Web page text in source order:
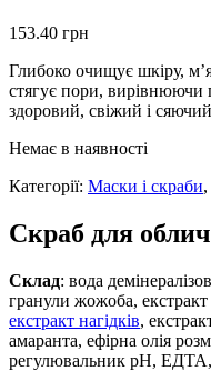
153.40 грн
Глибоко очищує шкіру,
стягує пори, вирівнюючи
здоровий, свіжий і
Немає в наявності
Категорії: Маски і скраби,
Скраб для
Склад: вода
гранули жожоба,
екстракт нагідків,
амаранта, ефірна олія
регулювальник рН, ЕДТА,